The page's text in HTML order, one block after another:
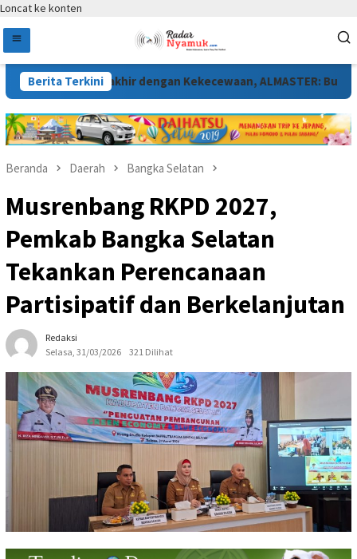
Loncat ke konten
Berita Terkini
Desa Berakhir dengan Kekecewaan, ALMASTER: Bupati
Beranda Daerah Bangka Selatan
Musrenbang RKPD 2027,
Pemkab Bangka Selatan
Tekankan Perencanaan
Partisipatif dan Berkelanjutan
Redaksi
Selasa, 31/03/2026
321 Dilihat